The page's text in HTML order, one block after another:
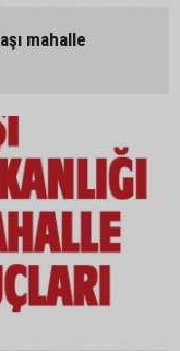
mahalle